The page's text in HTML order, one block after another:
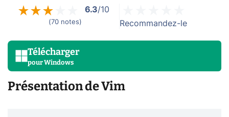
6.3/10
(70 notes) Recommandez-le
Télécharger
pourWindows
Présentation de Vim